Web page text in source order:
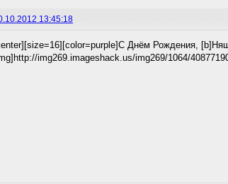
13:45:18
Днём Рождения,
img269.imageshack.us/img269/1064/